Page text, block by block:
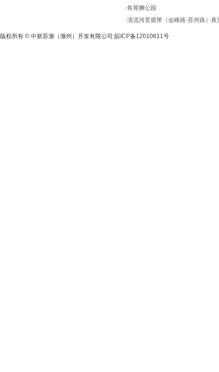
·鱼尾狮公园
·清流河景观带（会峰路-苏州路）夜
版权所有 © 中新苏滁（滁州）开发有限公司 皖ICP备12010611号